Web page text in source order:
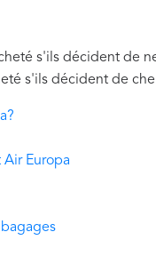
s'ils décident de
s'ils décident de
Europa